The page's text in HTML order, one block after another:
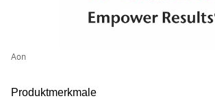
Aon
Produktmerkmale